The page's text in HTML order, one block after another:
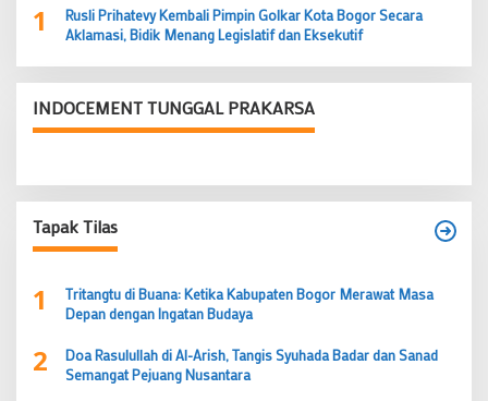
1
Rusli Prihatevy Kembali Pimpin Golkar Kota Bogor Secara
Aklamasi, Bidik Menang Legislatif dan Eksekutif
INDOCEMENT TUNGGAL PRAKARSA
Tapak Tilas
1
Tritangtu di Buana: Ketika Kabupaten Bogor Merawat Masa
Depan dengan Ingatan Budaya
2
Doa Rasulullah di Al-Arish, Tangis Syuhada Badar dan Sanad
Semangat Pejuang Nusantara